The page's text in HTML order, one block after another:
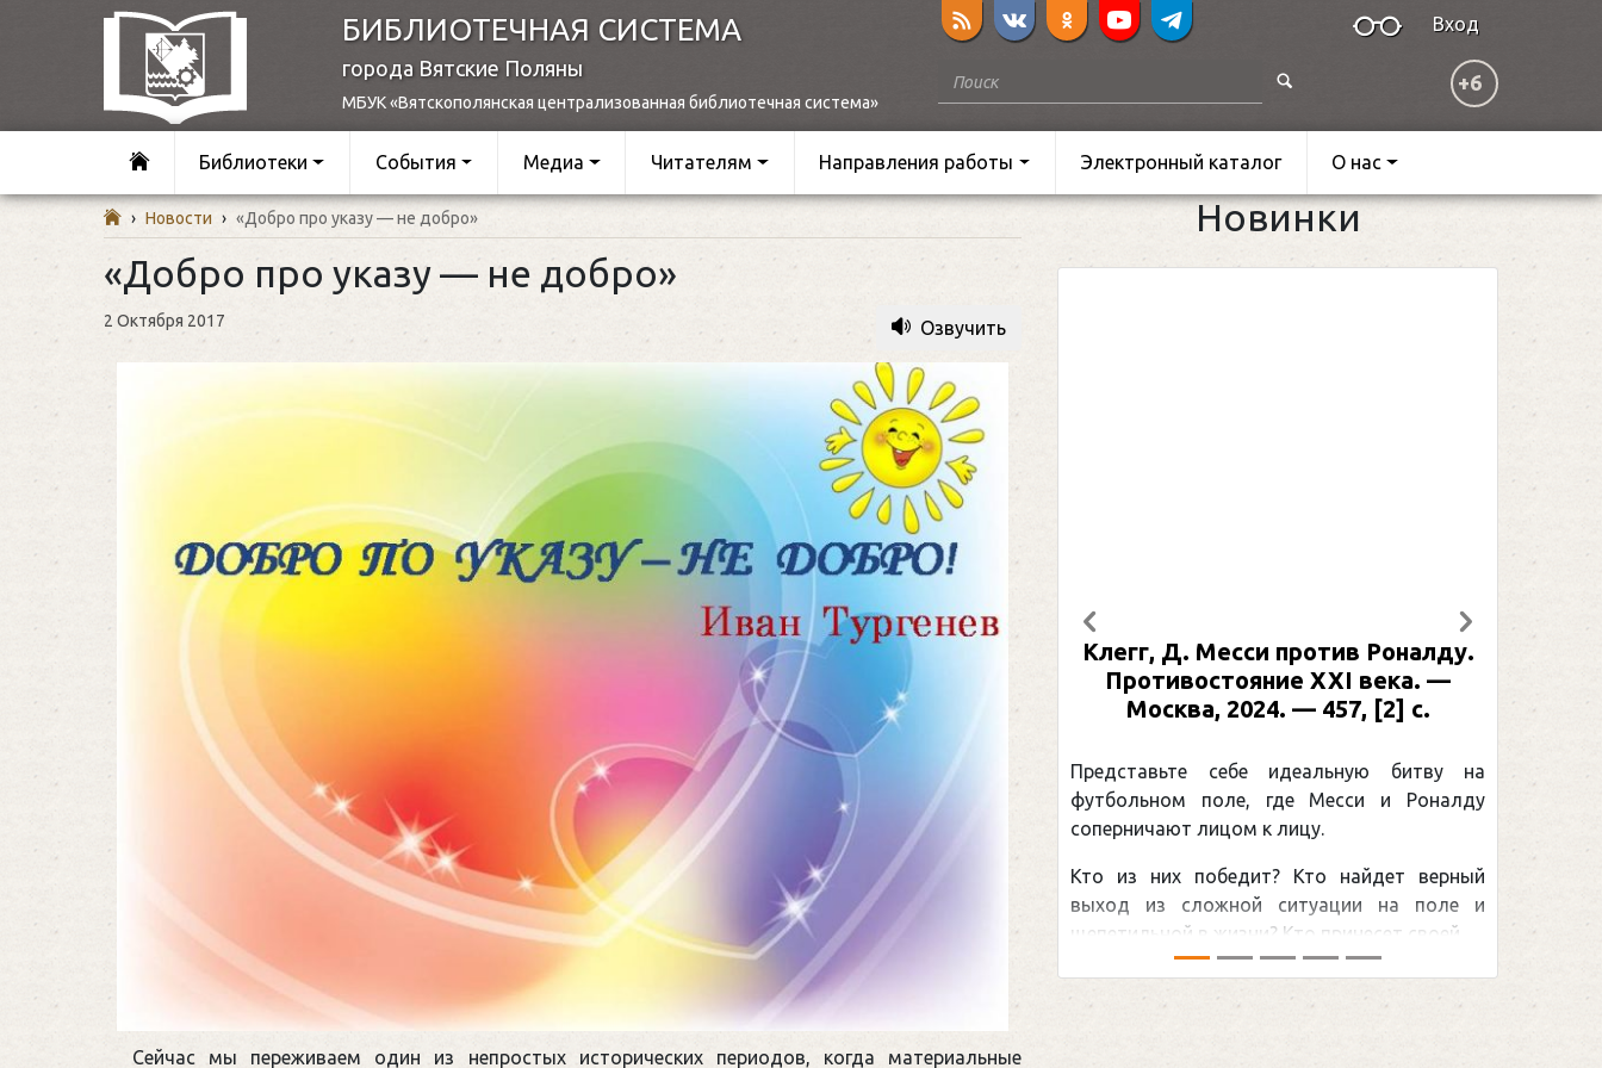
БИБЛИОТЕЧНАЯ СИСТЕМА
города Вятские Поляны
МБУК «Вятскополянская централизованная библиотечная система»
Вход
+6
Библиотеки События Медиа Читателям Направления работы Электронный каталог О нас
› Новости › «Добро про указу — не добро»
«Добро про указу — не добро»
2 Октября 2017 Озвучить
Сейчас мы переживаем один из непростых исторических периодов, когда материальные
Новинки
Клегг, Д. Месси против Роналду.
Противостояние XXI века. —
Москва, 2024. — 457, [2] с.
Представьте себе идеальную битву на
футбольном поле, где Месси и Роналду
соперничают лицом к лицу.
Кто из них победит? Кто найдет верный
выход из сложной ситуации на поле и
щепетильной в жизни? Кто принесет своей ...
Предыдущий Следующий